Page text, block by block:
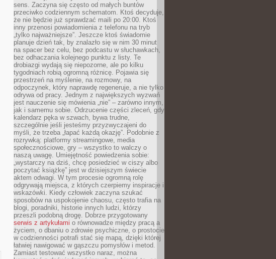
sens. Zaczyna się często od małych buntów
przeciwko codziennym schematom. Ktoś decyduje,
że nie będzie już sprawdzać maili po 20:00. Ktoś
inny przenosi powiadomienia z telefonu na tryb
„tylko najważniejsze”. Jeszcze ktoś świadomie
planuje dzień tak, by znalazło się w nim 30 minut
na spacer bez celu, bez podcastu w słuchawkach,
bez odhaczania kolejnego punktu z listy. Te
drobiazgi wydają się niepozorne, ale po kilku
tygodniach robią ogromną różnicę. Pojawia się
przestrzeń na myślenie, na rozmowy, na
odpoczynek, który naprawdę regeneruje, a nie tylko
odrywa od pracy. Jednym z największych wyzwań
jest nauczenie się mówienia „nie” – zarówno innym,
jak i samemu sobie. Odrzucenie części zleceń, gdy
kalendarz pęka w szwach, bywa trudne,
szczególnie jeśli jesteśmy przyzwyczajeni do
myśli, że trzeba „łapać każdą okazję”. Podobnie z
rozrywką: platformy streamingowe, media
społecznościowe, gry – wszystko to walczy o
naszą uwagę. Umiejętność powiedzenia sobie:
„wystarczy na dziś, chcę posiedzieć w ciszy albo
poczytać książkę” jest w dzisiejszym świecie
aktem odwagi. W tym procesie ogromną rolę
odgrywają miejsca, z których czerpiemy inspiracje i
wskazówki. Kiedy człowiek zaczyna szukać
sposobów na uspokojenie chaosu, często trafia na
blogi, poradniki, historie innych ludzi, którzy
przeszli podobną drogę. Dobrze przygotowany
serwis z artykułami o równowadze między pracą a
życiem, o dbaniu o zdrowie psychiczne, o prostocie
w codzienności potrafi stać się mapą, dzięki której
łatwiej nawigować w gąszczu pomysłów i metod.
Zamiast testować wszystko naraz, można